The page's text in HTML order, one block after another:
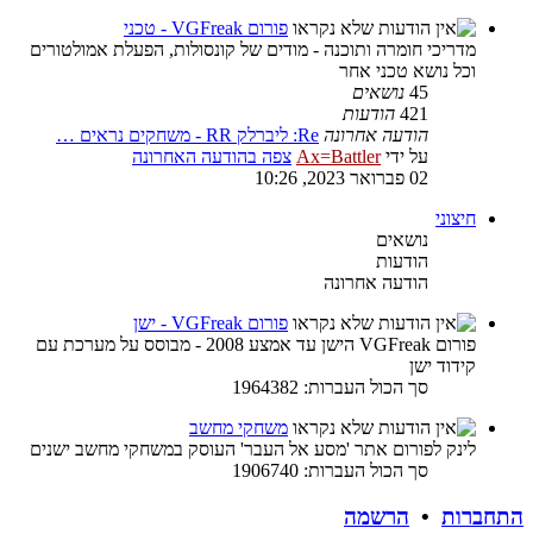
פורום VGFreak - טכני
מדריכי חומרה ותוכנה - מודים של קונסולות, הפעלת אמולטורים
וכל נושא טכני אחר
45 נושאים
421 הודעות
הודעה אחרונה Re: ליברלק RR - משחקים נראים …
על ידיAx=Battler צפה בהודעה האחרונה
02 פברואר 2023, 10:26
חיצוני
נושאים
הודעות
הודעה אחרונה
פורום VGFreak - ישן
פורום VGFreak הישן עד אמצע 2008 - מבוסס על מערכת עם
קידוד ישן
סך הכול העברות: 1964382
משחקי מחשב
לינק לפורום אתר 'מסע אל העבר' העוסק במשחקי מחשב ישנים
סך הכול העברות: 1906740
התחברות • הרשמה